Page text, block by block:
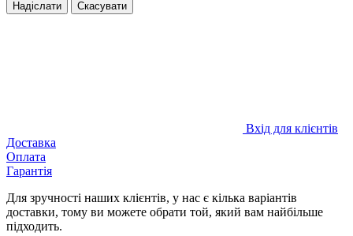
Надіслати Скасувати
Вхід для клієнтів
Доставка
Оплата
Гарантія
Для зручності наших клієнтів, у нас є кілька варіантів
доставки, тому ви можете обрати той, який вам найбільше
підходить.